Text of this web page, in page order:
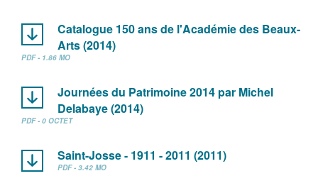
Catalogue 150 ans de l'Académie des Beaux-
Arts (2014)
PDF - 1.86 MO
Journées du Patrimoine 2014 par Michel
Delabaye (2014)
PDF - 0 OCTET
Saint-Josse - 1911 - 2011 (2011)
PDF - 3.42 MO